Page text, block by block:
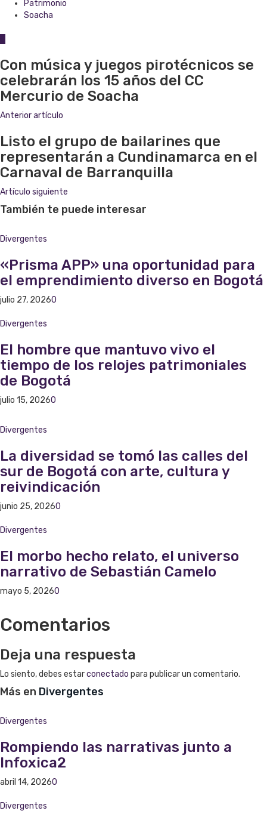
Patrimonio
Soacha
Con música y juegos pirotécnicos se
celebrarán los 15 años del CC
Mercurio de Soacha
Anterior artículo
Listo el grupo de bailarines que
representarán a Cundinamarca en el
Carnaval de Barranquilla
Artículo siguiente
También te puede interesar
Divergentes
«Prisma APP» una oportunidad para
el emprendimiento diverso en Bogotá
julio 27, 20260
Divergentes
El hombre que mantuvo vivo el
tiempo de los relojes patrimoniales
de Bogotá
julio 15, 20260
Divergentes
La diversidad se tomó las calles del
sur de Bogotá con arte, cultura y
reivindicación
junio 25, 20260
Divergentes
El morbo hecho relato, el universo
narrativo de Sebastián Camelo
mayo 5, 20260
Comentarios
Deja una respuesta
Lo siento, debes estarconectado para publicar un comentario.
Más en Divergentes
Divergentes
Rompiendo las narrativas junto a
Infoxica2
abril 14, 20260
Divergentes